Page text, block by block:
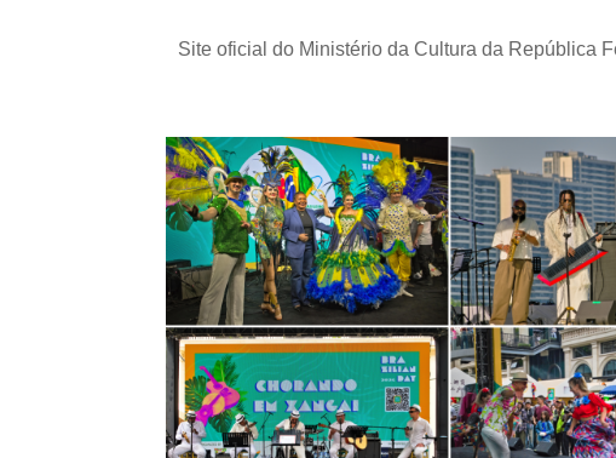
Site oficial do Ministério da Cultura da República